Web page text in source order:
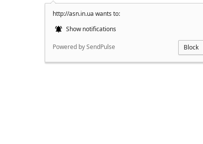
http://asn.in.ua wants to:
Show notifications
Powered by SendPulse Block